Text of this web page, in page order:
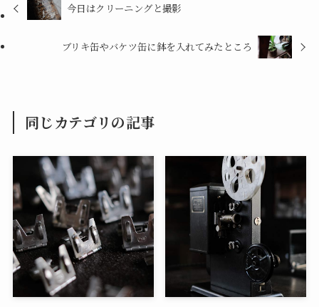
今日はクリーニングと撮影
ブリキ缶やバケツ缶に鉢を入れてみたところ
同じカテゴリの記事